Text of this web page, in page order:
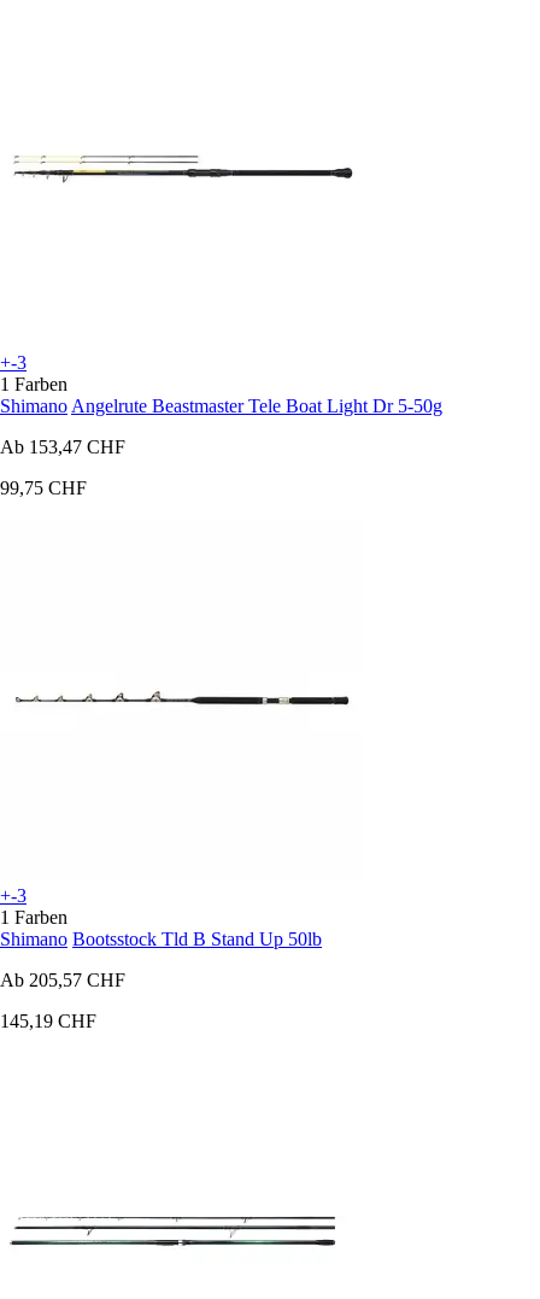
+-3
1 Farben
Shimano Angelrute Beastmaster Tele Boat Light Dr 5-50g
Ab 153,47 CHF
99,75 CHF
+-3
1 Farben
Shimano Bootsstock Tld B Stand Up 50lb
Ab 205,57 CHF
145,19 CHF